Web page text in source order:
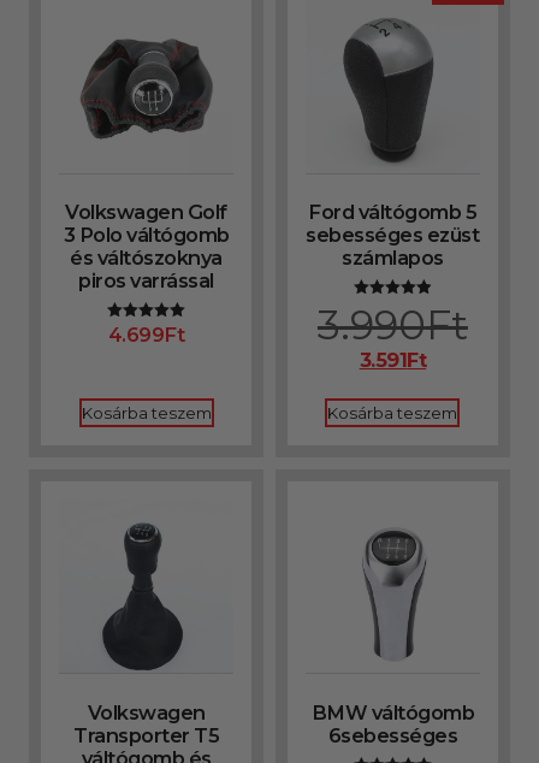
Volkswagen Golf
3 Polo váltógomb
és váltószoknya
piros varrással
Értékelés:
5.00
4.699Ft
Kosárba teszem
Ford váltógomb 5
sebességes ezüst
számlapos
Értékelés:
4.90
/ 5
3.990Ft
3.591Ft
Kosárba teszem
Volkswagen
Transporter T5
váltógomb és
BMW váltógomb
6sebességes